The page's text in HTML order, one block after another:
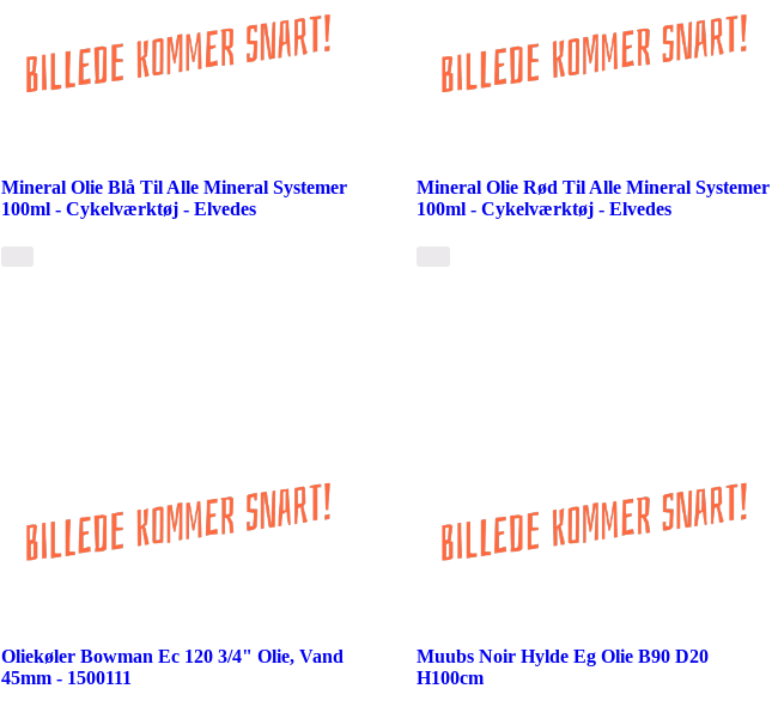
Mineral Olie Blå Til Alle Mineral Systemer
100ml - Cykelværktøj - Elvedes
Mineral Olie Rød Til Alle Mineral Systemer
100ml - Cykelværktøj - Elvedes
Oliekøler Bowman Ec 120 3/4" Olie, Vand
45mm - 1500111
Muubs Noir Hylde Eg Olie B90 D20
H100cm